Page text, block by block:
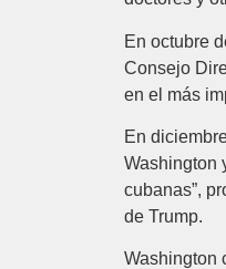
En octubre
Consejo
en el más
En
Washington
cubanas”,
de Trump.
Washington